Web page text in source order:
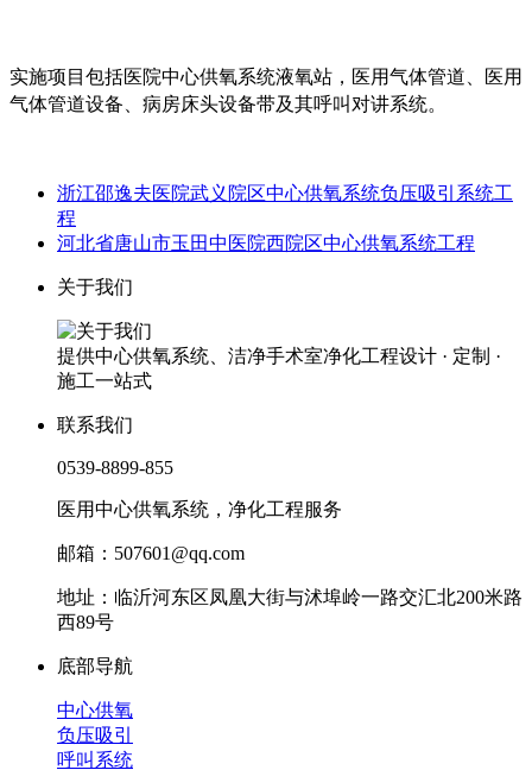
实施项目包括医院中心供氧系统液氧站，医用气体管道、医用
气体管道设备、病房床头设备带及其呼叫对讲系统。
浙江邵逸夫医院武义院区中心供氧系统负压吸引系统工
程
河北省唐山市玉田中医院西院区中心供氧系统工程
关于我们
提供中心供氧系统、洁净手术室净化工程设计 · 定制 ·
施工一站式
联系我们
0539-8899-855
医用中心供氧系统，净化工程服务
邮箱：507601@qq.com
地址：临沂河东区凤凰大街与沭埠岭一路交汇北200米路
西89号
底部导航
中心供氧
负压吸引
呼叫系统